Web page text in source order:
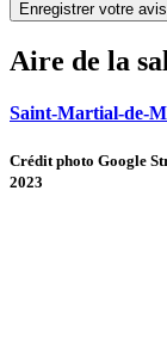
Aire de la
Saint-Martial-de-
Crédit photo Google
2023